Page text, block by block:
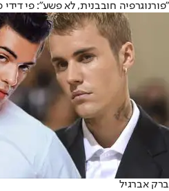
"פורנוגרפיה חובבנית, לא פשע": פי
ברק אברגיל